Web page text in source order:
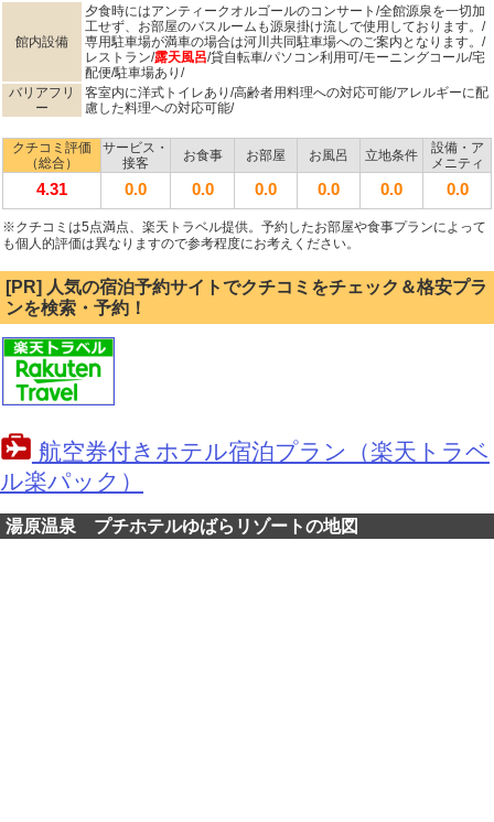
館内設備
夕食時にはアンティークオルゴールのコンサート/全館源泉を一切加
工せず、お部屋のバスルームも源泉掛け流しで使用しております。/
専用駐車場が満車の場合は河川共同駐車場へのご案内となります。/
レストラン/露天風呂/貸自転車/パソコン利用可/モーニングコール/宅
配便/駐車場あり/
バリアフリ
ー
客室内に洋式トイレあり/高齢者用料理への対応可能/アレルギーに配
慮した料理への対応可能/
クチコミ評価
（総合）
サービス・
接客
お食事 お部屋 お風呂 立地条件
設備・ア
メニティ
4.31 0.0 0.0 0.0 0.0 0.0 0.0
※クチコミは5点満点、楽天トラベル提供。予約したお部屋や食事プランによって
も個人的評価は異なりますので参考程度にお考えください。
[PR] 人気の宿泊予約サイトでクチコミをチェック＆格安プラ
ンを検索・予約！
航空券付きホテル宿泊プラン（楽天トラベ
ル楽パック）
湯原温泉 プチホテルゆばらリゾートの地図